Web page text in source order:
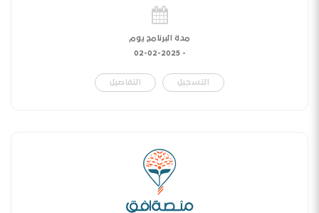
مدة البرنامج يوم
-
02-02-2025
التسجيل التفاصيل